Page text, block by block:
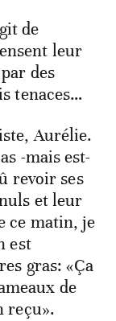
de
leur
des
tenaces…
Aurélie.
-mais est-
revoir ses
et leur
ce matin, je
est
gras: «Ça
de
reçu».